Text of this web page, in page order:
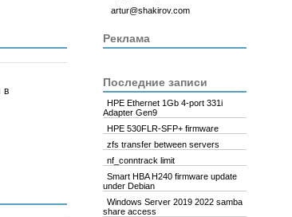
в
artur@shakirov.com
Реклама
Последние записи
HPE Ethernet 1Gb 4-port 331i
Adapter Gen9
HPE 530FLR-SFP+ firmware
zfs transfer between servers
nf_conntrack limit
Smart HBA H240 firmware update
under Debian
Windows Server 2019 2022 samba
share access